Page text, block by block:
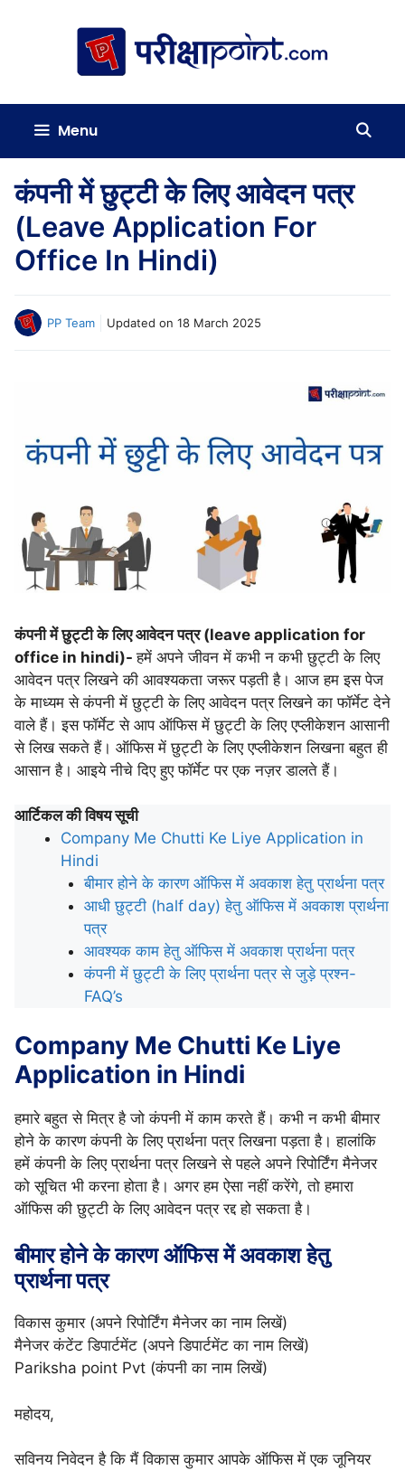
Menu
कंपनी में छुट्टी के लिए आवेदन पत्र
(Leave Application For
Office In Hindi)
PP Team Updated on 18 March 2025
कंपनी में छुट्टी के लिए आवेदन पत्र (leave application for
office in hindi)-हमें अपने जीवन में कभी न कभी छुट्टी के लिए
आवेदन पत्र लिखने की आवश्यकता जरूर पड़ती है। आज हम इस पेज
के माध्यम से कंपनी में छुट्टी के लिए आवेदन पत्र लिखने का फॉर्मेट देने
वाले हैं। इस फॉर्मेट से आप ऑफिस में छुट्टी के लिए एप्लीकेशन आसानी
से लिख सकते हैं। ऑफिस में छुट्टी के लिए एप्लीकेशन लिखना बहुत ही
आसान है। आइये नीचे दिए हुए फॉर्मेट पर एक नज़र डालते हैं।
आर्टिकल की विषय सूची
Company Me Chutti Ke Liye Application in
Hindi
बीमार होने के कारण ऑफिस में अवकाश हेतु प्रार्थना पत्र
आधी छुट्टी (half day) हेतु ऑफिस में अवकाश प्रार्थना
पत्र
आवश्यक काम हेतु ऑफिस में अवकाश प्रार्थना पत्र
कंपनी में छुट्टी के लिए प्रार्थना पत्र से जुड़े प्रश्न-
FAQ’s
Company Me Chutti Ke Liye
Application in Hindi
हमारे बहुत से मित्र है जो कंपनी में काम करते हैं। कभी न कभी बीमार
होने के कारण कंपनी के लिए प्रार्थना पत्र लिखना पड़ता है। हालांकि
हमें कंपनी के लिए प्रार्थना पत्र लिखने से पहले अपने रिपोर्टिंग मैनेजर
को सूचित भी करना होता है। अगर हम ऐसा नहीं करेंगे, तो हमारा
ऑफिस की छुट्टी के लिए आवेदन पत्र रद्द हो सकता है।
बीमार होने के कारण ऑफिस में अवकाश हेतु
प्रार्थना पत्र
विकास कुमार (अपने रिपोर्टिंग मैनेजर का नाम लिखें)
मैनेजर कंटेंट डिपार्टमेंट (अपने डिपार्टमेंट का नाम लिखें)
Pariksha point Pvt (कंपनी का नाम लिखें)
महोदय,
सविनय निवेदन है कि मैं विकास कुमार आपके ऑफिस में एक जूनियर